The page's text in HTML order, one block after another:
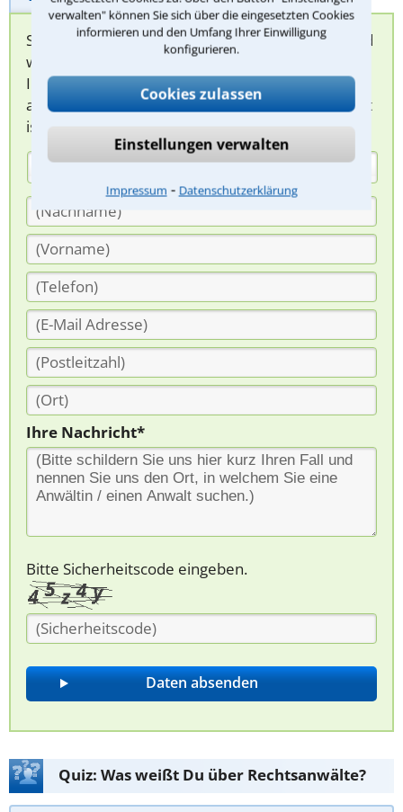
verwalten" können Sie sich über die eingesetzten Cookies
informieren und den Umfang Ihrer Einwilligung
konfigurieren.
Cookies zulassen
Einstellungen verwalten
Impressum ⁃ Datenschutzerklärung
Sie können hier Ihren Fall schildern. Anschließend
werden sich spezialisierte Rechtsanwälte bei
Ihnen melden, um das weitere Vorgehen
abzuklären. Die Rückmeldung durch einen Anwalt
ist für Sie kostenlos.
(Anrede)
Ihre Nachricht*
Bitte Sicherheitscode eingeben.
Quiz: Was weißt Du über Rechtsanwälte?